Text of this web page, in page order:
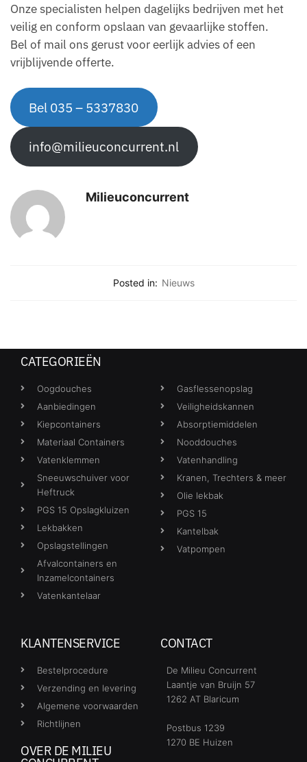
Onze specialisten helpen dagelijks bedrijven met het
veilig en conform opslaan van gevaarlijke stoffen.
Bel of mail ons gerust voor eerlijk advies of een
vrijblijvende offerte.
Bel 035 – 5337830
info@milieuconcurrent.nl
Milieuconcurrent
Posted in: Nieuws
CATEGORIEËN
Oogdouches
Aanbiedingen
Kiepcontainers
Materiaal Containers
Vatenklemmen
Sneeuwschuiver voor
Heftruck
PGS 15 Opslagkluizen
Lekbakken
Opslagstellingen
Afvalcontainers en
Inzamelcontainers
Vatenkantelaar
Gasflessenopslag
Veiligheidskannen
Absorptiemiddelen
Nooddouches
Vatenhandling
Kranen, Trechters & meer
Olie lekbak
PGS 15
Kantelbak
Vatpompen
KLANTENSERVICE
Bestelprocedure
Verzending en levering
Algemene voorwaarden
Richtlijnen
OVER DE MILIEU
CONTACT
De Milieu Concurrent
Laantje van Bruijn 57
1262 AT Blaricum
Postbus 1239
1270 BE Huizen